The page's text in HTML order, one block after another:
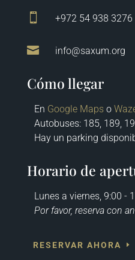
 +972 54 938 3276
 info@saxum.org
Cómo llegar
En Google Mapso
Autobuses: 185, 189,
Hay un parking
Horario de
Lunes a viernes, 9:00 -
Por favor, reserva con
RESERVAR AHORA